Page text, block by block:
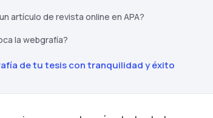
artículo de revista online en APA?
la webgrafía?
de tu tesis con tranquilidad y éxito